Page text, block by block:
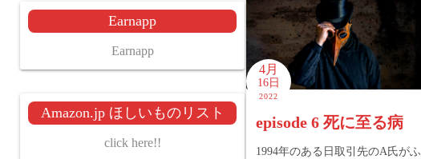
4月
16日
2022
episode 6 死に至る病
1994年のある日取引先のA氏がふ
Earnapp
Earnapp
Amazon.jp ほしいものリスト
click here!!